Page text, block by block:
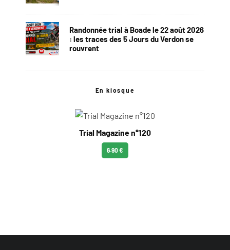
Randonnée trial à Boade le 22 août 2026
: les traces des 5 Jours du Verdon se
rouvrent
En kiosque
Trial Magazine n°120
6.90 €